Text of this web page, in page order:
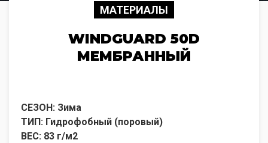
МАТЕРИАЛЫ
WINDGUARD 50D
МЕМБРАННЫЙ
СЕЗОН: Зима
ТИП: Гидрофобный (поровый)
ВЕС: 83 г/м2